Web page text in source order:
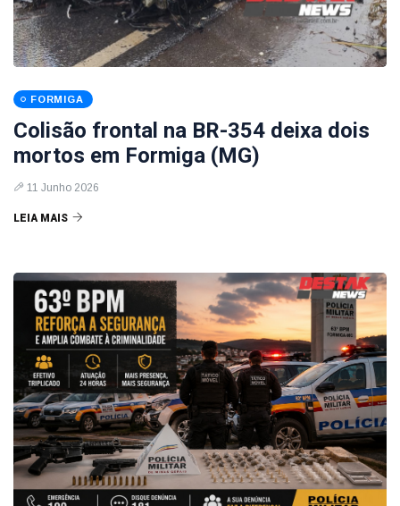
FORMIGA
Colisão frontal na BR-354 deixa dois
mortos em Formiga (MG)
11 Junho 2026
LEIA MAIS